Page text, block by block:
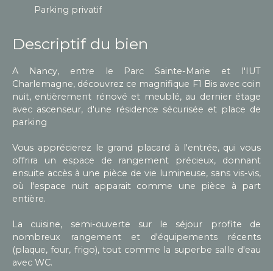
Parking privatif
Descriptif du bien
A Nancy, entre le Parc Sainte-Marie et l'IUT
Charlemagne, découvrez ce magnifique F1 Bis avec coin
nuit, entièrement rénové et meublé, au dernier étage
avec ascenseur, d'une résidence sécurisée et place de
parking
Vous apprécierez le grand placard à l'entrée, qui vous
offrira un espace de rangement précieux, donnant
ensuite accès à une pièce de vie lumineuse, sans vis-vis,
où l'espace nuit apparait comme une pièce à part
entière.
La cuisine, semi-ouverte sur le séjour profite de
nombreux rangement et d'équipements récents
(plaque, four, frigo), tout comme la superbe salle d'eau
avec WC.